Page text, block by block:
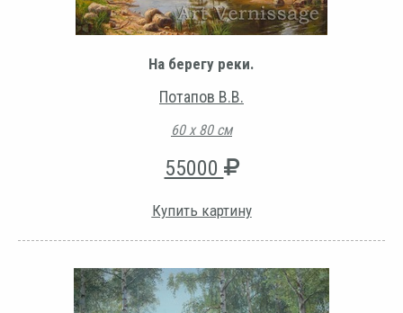
На берегу реки.
Потапов В.В.
60 х 80 см
55000
Купить картину